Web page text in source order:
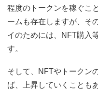
程度のトークンを稼ぐこ
ームも存在しますが、そ
イのためには、NFT購入
す。
そして、NFTやトークン
ば、上昇していくことも